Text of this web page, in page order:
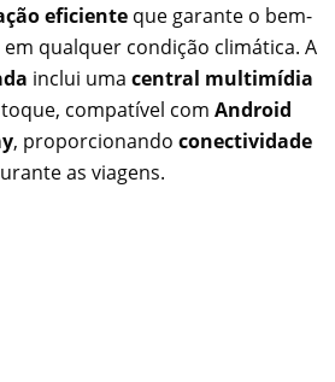
eficiente que garante o bem-
qualquer condição climática. A
inclui uma central multimídia
compatível com Android
, proporcionando conectividade
as viagens.